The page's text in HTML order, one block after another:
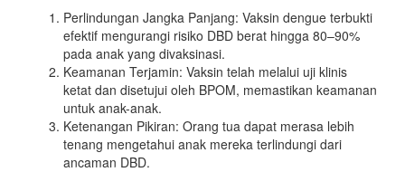
Perlindungan Jangka Panjang: Vaksin dengue terbukti
efektif mengurangi risiko DBD berat hingga 80–90%
pada anak yang divaksinasi.
Keamanan Terjamin: Vaksin telah melalui uji klinis
ketat dan disetujui oleh BPOM, memastikan keamanan
untuk anak-anak.
Ketenangan Pikiran: Orang tua dapat merasa lebih
tenang mengetahui anak mereka terlindungi dari
ancaman DBD.